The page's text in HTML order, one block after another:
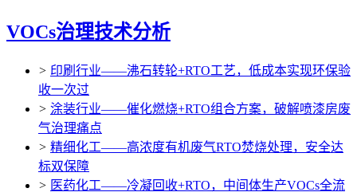
VOCs治理技术分析
> 印刷行业——沸石转轮+RTO工艺，低成本实现环保验
收一次过
> 涂装行业——催化燃烧+RTO组合方案，破解喷漆房废
气治理痛点
> 精细化工——高浓度有机废气RTO焚烧处理，安全达
标双保障
> 医药化工——冷凝回收+RTO，中间体生产VOCs全流